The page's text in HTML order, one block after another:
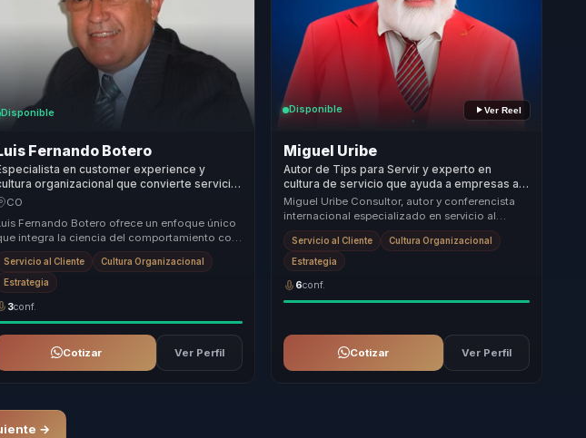
Disponible
Fernando Botero
en customer experience y
organizacional que convierte servicio
liderazgo en lealtad para empresas y
CO
Fernando Botero ofrece un enfoque único
integra la ciencia del comportamiento con
prácticas para transformar el ser...
Servicio al Cliente Cultura Organizacional
Estrategia
3conf.
Cotizar Ver Perfil
Disponible Ver Reel
Miguel Uribe
Autor de Tips para Servir y experto en
cultura de servicio que ayuda a empresas a
convertir customer experience en lealtad,
rentabilidad y ventaja competitiva.
Miguel Uribe Consultor, autor y conferencista
internacional especializado en servicio al
cliente y experiencia WOW. Con más de 21,000
hor...
Servicio al Cliente Cultura Organizacional
Estrategia
6conf.
Cotizar Ver Perfil
→